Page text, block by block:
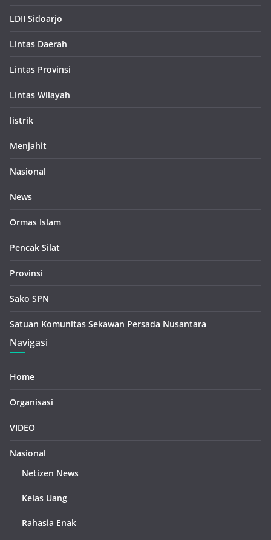
LDII Sidoarjo
Lintas Daerah
Lintas Provinsi
Lintas Wilayah
listrik
Menjahit
Nasional
News
Ormas Islam
Pencak Silat
Provinsi
Sako SPN
Satuan Komunitas Sekawan Persada Nusantara
Navigasi
Home
Organisasi
VIDEO
Nasional
Netizen News
Kelas Uang
Rahasia Enak